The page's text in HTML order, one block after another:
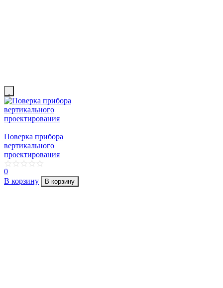
Поверка прибора
вертикального
проектирования
0
В корзину
В корзину